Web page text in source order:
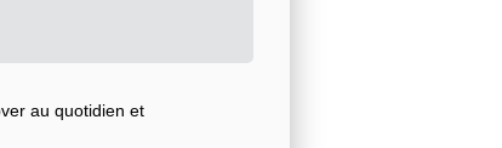
au quotidien et